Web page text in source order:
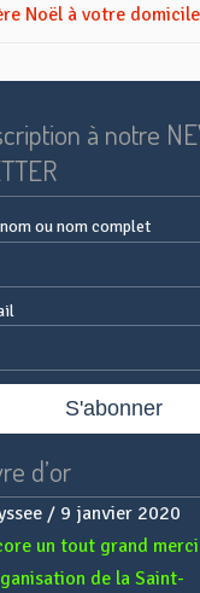
Noël à votre
à notre
ou nom complet
d’or
/ 9 janvier 2020
un tout grand
de la Saint-
/20 septembre
avons fait appel à
concept pour...